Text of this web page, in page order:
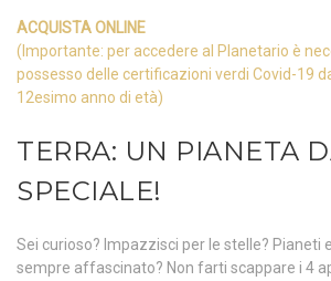
ACQUISTA ONLINE
(Importante: per accedere al Planetario è
possesso delle certificazioni verdi Covid-19
12esimo anno di età)
TERRA: UN PIANETA
SPECIALE!
Sei curioso? Impazzisci per le stelle? Pianeti
sempre affascinato? Non farti scappare i 4